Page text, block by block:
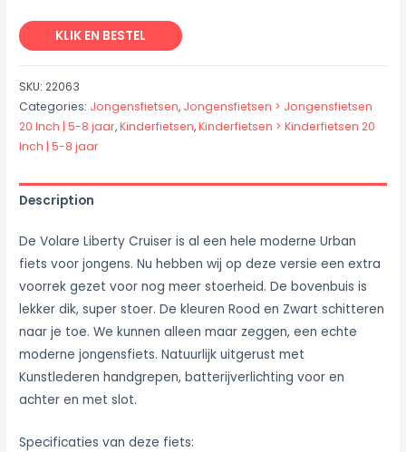
KLIK EN BESTEL
SKU:22063
Categories: Jongensfietsen, Jongensfietsen > Jongensfietsen
20 Inch | 5-8 jaar,Kinderfietsen,Kinderfietsen > Kinderfietsen 20
Inch | 5-8 jaar
Description
De Volare Liberty Cruiser is al een hele moderne Urban
fiets voor jongens. Nu hebben wij op deze versie een extra
voorrek gezet voor nog meer stoerheid. De bovenbuis is
lekker dik, super stoer. De kleuren Rood en Zwart schitteren
naar je toe. We kunnen alleen maar zeggen, een echte
moderne jongensfiets. Natuurlijk uitgerust met
Kunstlederen handgrepen, batterijverlichting voor en
achter en met slot.
Specificaties van deze fiets: